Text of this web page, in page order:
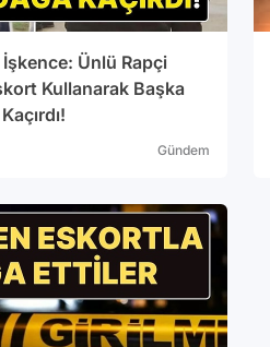
Ünlü Rapçi
Kullanarak Başka
Gündem